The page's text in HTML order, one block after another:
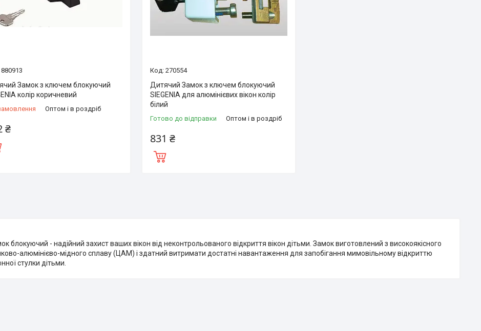
880913
Замок з ключем блокуючий
колір коричневий
Оптом і в роздріб
₴
270554
Дитячий Замок з ключем блокуючий
SIEGENIA для алюмінієвих вікон колір
білий
Готово до відправки Оптом і в роздріб
831 ₴
блокуючий - надійний захист ваших вікон від неконтрольованого відкриття вікон дітьми. Замок виготовлений з високоякісного
алюмінієво-мідного сплаву (ЦАМ) і здатний витримати достатні навантаження для запобігання мимовільному відкриттю
стулки дітьми.